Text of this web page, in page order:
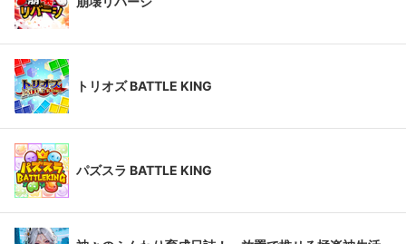
トリオズ BATTLE KING
パズスラ BATTLE KING